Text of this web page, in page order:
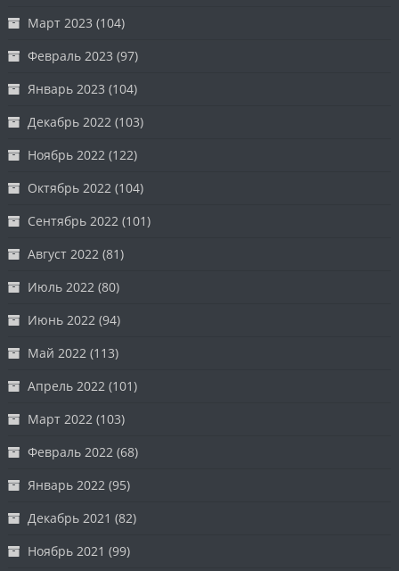
Март 2023 (104)
Февраль 2023 (97)
Январь 2023 (104)
Декабрь 2022 (103)
Ноябрь 2022 (122)
Октябрь 2022 (104)
Сентябрь 2022 (101)
Август 2022 (81)
Июль 2022 (80)
Июнь 2022 (94)
Май 2022 (113)
Апрель 2022 (101)
Март 2022 (103)
Февраль 2022 (68)
Январь 2022 (95)
Декабрь 2021 (82)
Ноябрь 2021 (99)